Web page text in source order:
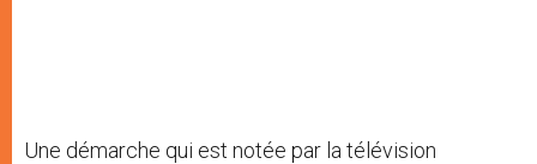
Une démarche qui est notée par la télévision